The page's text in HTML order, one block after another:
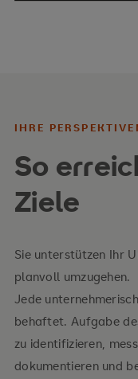
Ihre Inhalte
Identifizierung,
Dokumentation
Aufbau eines
Integration des
IHRE
So
Ziele
Sie unterstützen Ihr
planvoll umzugehen.
Jede
behaftet. Aufgabe
zu identifizieren,
dokumentieren und